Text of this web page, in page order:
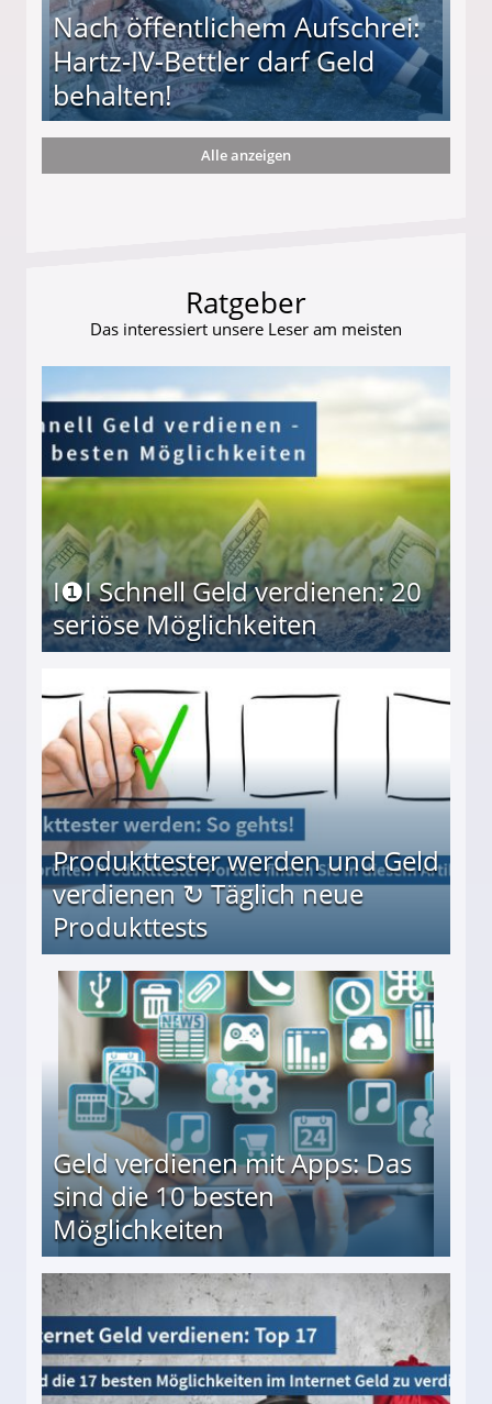
Nach öffentlichem Aufschrei:
Hartz-IV-Bettler darf Geld
behalten!
darf Geld behalten!
Alle anzeigen
Ratgeber
Das interessiert unsere Leser am meisten
I❶I Schnell Geld verdienen: 20
seriöse Möglichkeiten
Produkttester werden und Geld
verdienen ↻ Täglich neue
Produkttests
↻ Täglich neue Produkttests
Geld verdienen mit Apps: Das
sind die 10 besten
Möglichkeiten
besten Möglichkeiten